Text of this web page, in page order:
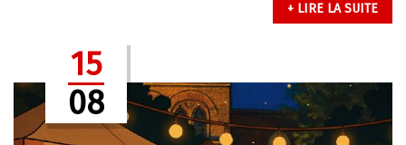
+ LIRE LA SUITE
15
08